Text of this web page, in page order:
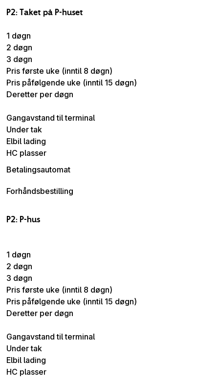
P2: Taket på P-huset
1 døgn
2 døgn
3 døgn
Pris første uke (inntil 8 døgn)
Pris påfølgende uke (inntil 15 døgn)
Deretter per døgn
Gangavstand til terminal
Under tak
Elbil lading
HC plasser
Betalingsautomat
Forhåndsbestilling
P2: P-hus
1 døgn
2 døgn
3 døgn
Pris første uke (inntil 8 døgn)
Pris påfølgende uke (inntil 15 døgn)
Deretter per døgn
Gangavstand til terminal
Under tak
Elbil lading
HC plasser